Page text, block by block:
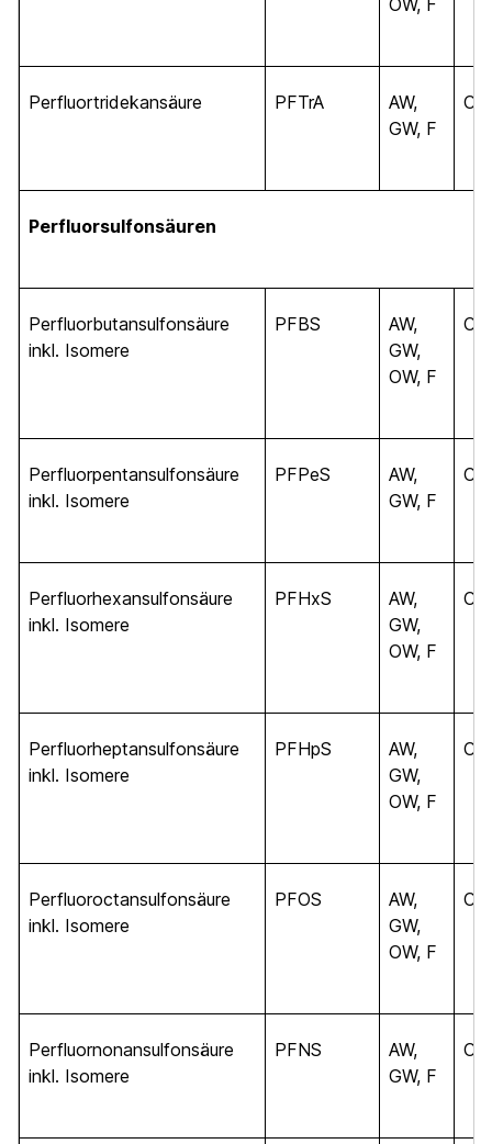
OW, F
Perfluortridekansäure PFTrA
AW,
GW, F
C
Perfluorsulfonsäuren
Perfluorbutansulfonsäure
inkl. Isomere
PFBS
AW,
GW,
OW, F
C
Perfluorpentansulfonsäure
inkl. Isomere
PFPeS
AW,
GW, F
C
Perfluorhexansulfonsäure
inkl. Isomere
PFHxS
AW,
GW,
OW, F
C
Perfluorheptansulfonsäure
inkl. Isomere
PFHpS
AW,
GW,
OW, F
C
Perfluoroctansulfonsäure
inkl. Isomere
PFOS
AW,
GW,
OW, F
C
Perfluornonansulfonsäure
inkl. Isomere
PFNS
AW,
GW, F
C